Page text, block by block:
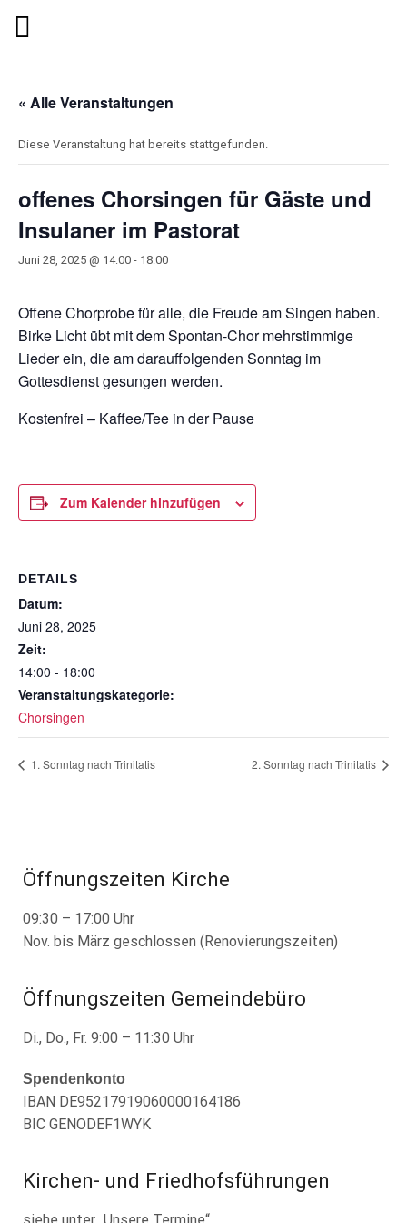
« Alle Veranstaltungen
Diese Veranstaltung hat bereits stattgefunden.
offenes Chorsingen für Gäste und
Insulaner im Pastorat
Juni 28, 2025 @ 14:00 - 18:00
Offene Chorprobe für alle, die Freude am Singen haben.
Birke Licht übt mit dem Spontan-Chor mehrstimmige
Lieder ein, die am darauffolgenden Sonntag im
Gottesdienst gesungen werden.
Kostenfrei – Kaffee/Tee in der Pause
Zum Kalender hinzufügen
DETAILS
Datum:
Juni 28, 2025
Zeit:
14:00 - 18:00
Veranstaltungskategorie:
Chorsingen
1. Sonntag nach Trinitatis 2. Sonntag nach Trinitatis
Öffnungszeiten Kirche
09:30 – 17:00 Uhr
Nov. bis März geschlossen (Renovierungszeiten)
Öffnungszeiten Gemeindebüro
Di., Do., Fr. 9:00 – 11:30 Uhr
Spendenkonto
IBAN DE95217919060000164186
BIC GENODEF1WYK
Kirchen- und Friedhofsführungen